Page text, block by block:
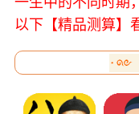
以下【精品测算】